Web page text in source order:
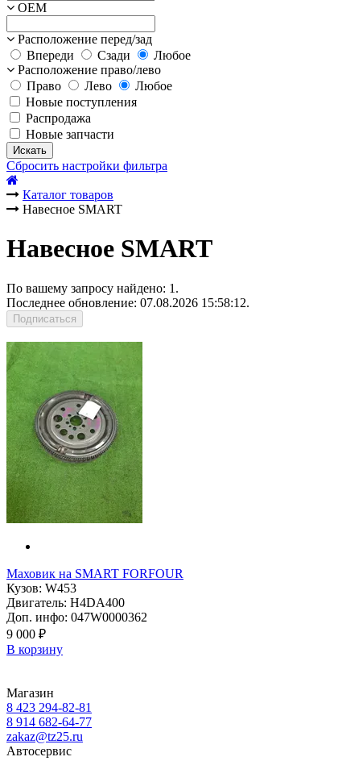
OEM
Расположение перед/зад
Впереди
Сзади
Любое
Расположение право/лево
Право
Лево
Любое
Новые поступления
Распродажа
Новые запчасти
Искать
Сбросить настройки фильтра
Каталог товаров
Навесное SMART
Навесное SMART
По вашему запросу найдено: 1.
Последнее обновление: 07.08.2026 15:58:12.
Подписаться
Маховик на SMART FORFOUR
Кузов: W453
Двигатель: H4DA400
Доп. инфо: 047W0000362
9 000 ₽
В корзину
Магазин
8 423 294-82-81
8 914 682-64-77
zakaz@tz25.ru
Автосервис